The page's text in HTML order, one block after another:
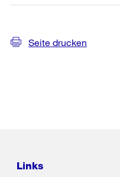
Seite drucken
Links